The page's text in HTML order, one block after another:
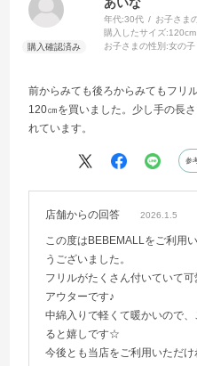
年代:30代 お子さま
購入したサイズ:120cm
お子さまの性別:女の子
前からみても後ろからみてもフリ
120㎝を買いました。少し手の長
れています。
参
店舗からの回答 2026.1.5
この度はBEBEMALLをご利用
うございました。
フリルがたくさん付いていて
アウターです♪
中綿入りで軽くて暖かいので
ると嬉しです☆
今後とも当店をご利用いただけ